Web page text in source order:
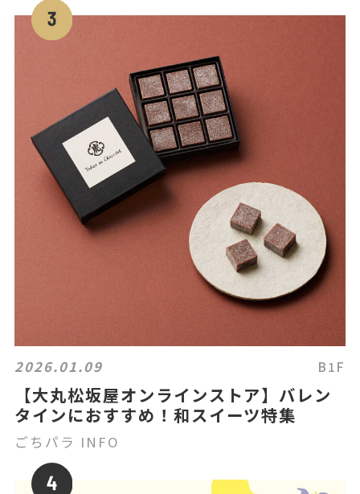
2026.01.09 B1F
【大丸松坂屋オンラインストア】バレン
タインにおすすめ！和スイーツ特集
ごちパラ INFO